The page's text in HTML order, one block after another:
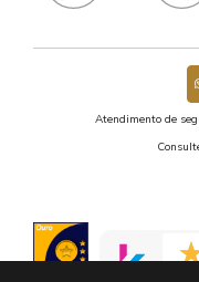
Atendimento de